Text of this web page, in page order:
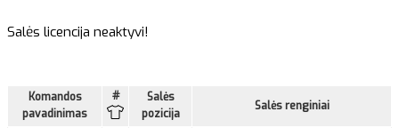
Salės licencija neaktyvi!
Komandos
pavadinimas
#
Salės
pozicija
Salės renginiai